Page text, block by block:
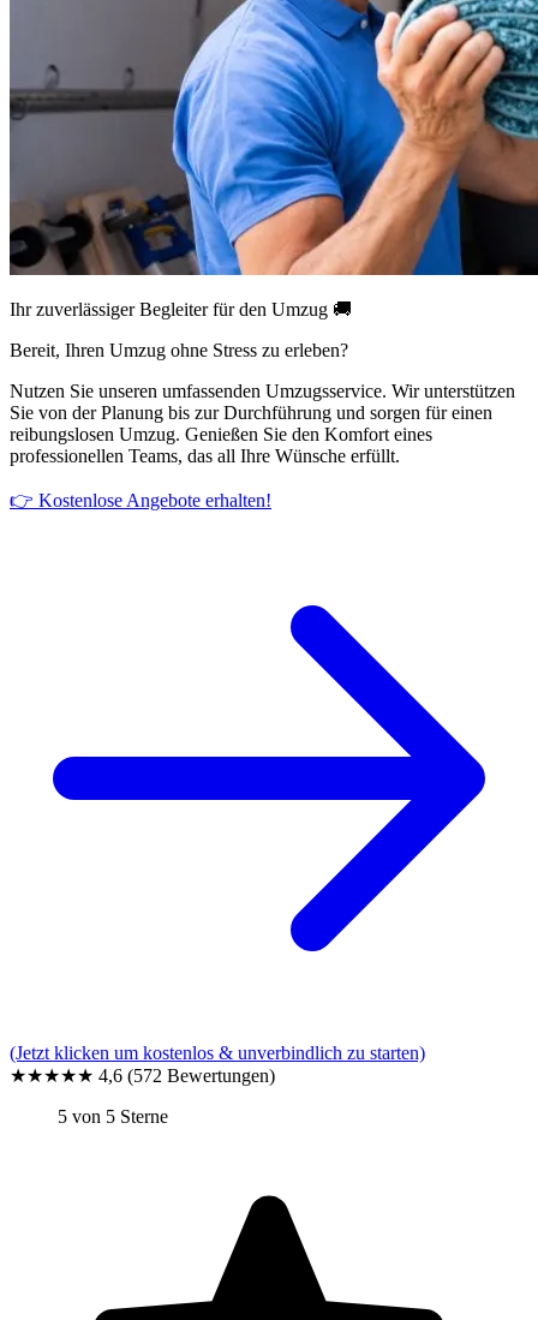
Ihr zuverlässiger Begleiter für den Umzug 🚚
Bereit, Ihren Umzug ohne Stress zu erleben?
Nutzen Sie unseren umfassenden Umzugsservice. Wir unterstützen
Sie von der Planung bis zur Durchführung und sorgen für einen
reibungslosen Umzug. Genießen Sie den Komfort eines
professionellen Teams, das all Ihre Wünsche erfüllt.
👉 Kostenlose Angebote erhalten!
(Jetzt klicken um kostenlos & unverbindlich zu starten)
★★★★★ 4,6 (572 Bewertungen)
5 von 5 Sterne